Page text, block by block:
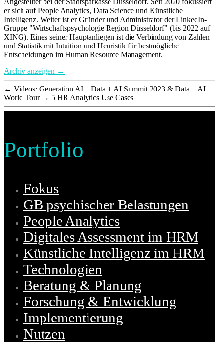
er sich auf People Analytics, Data Science und Künstliche
Intelligenz. Weiter ist er Gründer und Administrator der LinkedIn-
Gruppe "Wirtschaftspsychologie Region Düsseldorf" (bis 2022 auf
XING). Eines seiner Hauptanliegen ist die Verbindung von Zahlen
und Statistik mit Intuition und Heuristik für bestmögliche
Entscheidungen im Human Resource Management.
Archiv anzeigen →
← Videos: Generation AI – Data + AI Summit 2023 & Data + AI
World Tour → 5 HR Analytics Use Cases
Portfolio
Fokus
GB psychischer Belastungen
People Analytics
Digitales Assessment im HRM
Künstliche Intelligenz im HRM
Technologien
Beratung & Planung
Forschung & Entwicklung
Implementierung
Nutzen